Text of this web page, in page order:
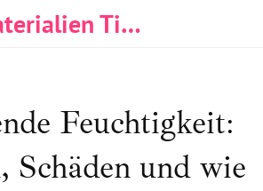
Bildungsmaterialien Tischlerei & Immobilien
Feuchtigkeit:
Schäden und wie